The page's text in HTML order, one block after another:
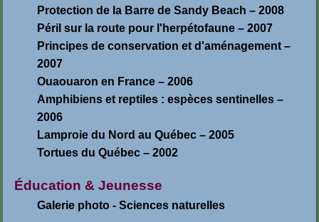
Protection de la Barre de Sandy Beach – 2008
Péril sur la route pour l'herpétofaune – 2007
Principes de conservation et d'aménagement –
2007
Ouaouaron en France – 2006
Amphibiens et reptiles : espèces sentinelles –
2006
Lamproie du Nord au Québec – 2005
Tortues du Québec – 2002
Éducation & Jeunesse
Galerie photo - Sciences naturelles